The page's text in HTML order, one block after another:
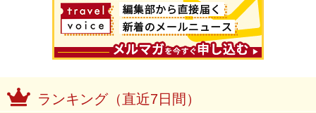
ランキング（直近7日間）